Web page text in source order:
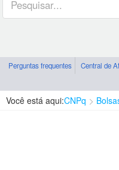
Perguntas frequentes Central de
Você está aqui:CNPq